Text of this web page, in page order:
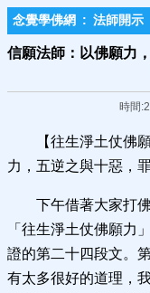
念覺學佛網 : 法師開示
信願法師：以佛願力
時間
【往生淨土仗佛
力，五逆之與十惡，
下午借著大家打
「往生淨土仗佛願力
證的第二十四段文。
有太多很好的道理，